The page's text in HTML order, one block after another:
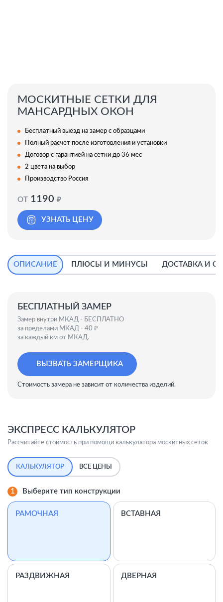
МОСКИТНЫЕ СЕТКИ ДЛЯ
МАНСАРДНЫХ ОКОН
Бесплатный выезд на замер с образцами
Полный расчет после изготовления и установки
Договор с гарантией на сетки до 36 мес
2 цвета на выбор
Производство Россия
ОТ 1190 ₽
УЗНАТЬ ЦЕНУ
ОПИСАНИЕ ПЛЮСЫ И МИНУСЫ ДОСТАВКА И
БЕСПЛАТНЫЙ ЗАМЕР
Замер внутри МКАД - БЕСПЛАТНО
за пределами МКАД - 40 ₽
за каждый км от МКАД.
ВЫЗВАТЬ ЗАМЕРЩИКА
Стоимость замера не зависит от количества изделий.
ЭКСПРЕСС КАЛЬКУЛЯТОР
Рассчитайте стоимость при помощи калькулятора москитных сеток
КАЛЬКУЛЯТОР ВСЕ ЦЕНЫ
1 Выберите тип конструкции
РАМОЧНАЯ ВСТАВНАЯ
РАЗДВИЖНАЯ ДВЕРНАЯ